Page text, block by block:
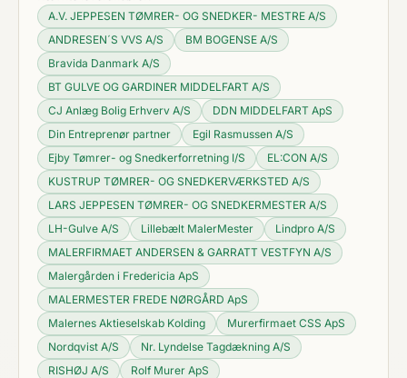
A.V. JEPPESEN TØMRER- OG SNEDKER- MESTRE A/S
ANDRESEN´S VVS A/S
BM BOGENSE A/S
Bravida Danmark A/S
BT GULVE OG GARDINER MIDDELFART A/S
CJ Anlæg Bolig Erhverv A/S
DDN MIDDELFART ApS
Din Entreprenør partner
Egil Rasmussen A/S
Ejby Tømrer- og Snedkerforretning I/S
EL:CON A/S
KUSTRUP TØMRER- OG SNEDKERVÆRKSTED A/S
LARS JEPPESEN TØMRER- OG SNEDKERMESTER A/S
LH-Gulve A/S
Lillebælt MalerMester
Lindpro A/S
MALERFIRMAET ANDERSEN & GARRATT VESTFYN A/S
Malergården i Fredericia ApS
MALERMESTER FREDE NØRGÅRD ApS
Malernes Aktieselskab Kolding
Murerfirmaet CSS ApS
Nordqvist A/S
Nr. Lyndelse Tagdækning A/S
RISHØJ A/S
Rolf Murer ApS